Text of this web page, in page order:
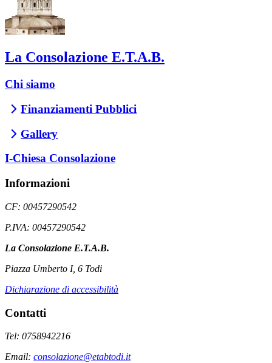
La Consolazione E.T.A.B.
Chi siamo
Finanziamenti Pubblici
Gallery
I-Chiesa Consolazione
Informazioni
CF: 00457290542
P.IVA: 00457290542
La Consolazione E.T.A.B.
Piazza Umberto I, 6 Todi
Dichiarazione di accessibilità
Contatti
Tel: 0758942216
Email: consolazione@etabtodi.it